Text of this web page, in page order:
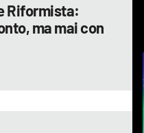
Riformista:
ma mai con